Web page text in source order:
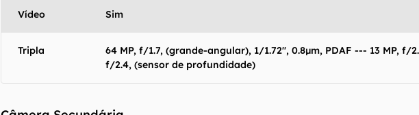
Vídeo Sim
Tripla
64 MP, f/1.7, (grande-angular), 1/1.72", 0.8µm, PDAF --- 13 MP, f/
f/2.4, (sensor de profundidade)